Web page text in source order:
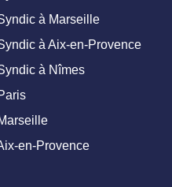
à Marseille
à Aix-en-Provence
à Nîmes
en-Provence